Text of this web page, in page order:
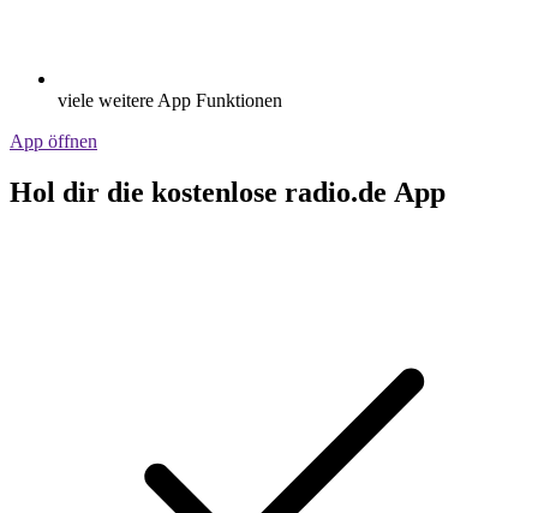
viele weitere App Funktionen
App öffnen
Hol dir die kostenlose radio.de App